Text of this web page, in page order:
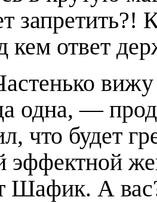
запретить?!
кем ответ
вижу
одна, —
что будет
эффектной
Шафик. А